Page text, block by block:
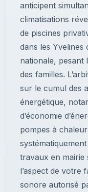
anticipent
climatisations
de piscines
dans les Yvelines
nationale, pesant
des familles.
sur le cumul des
énergétique,
d’économie
pompes à
travaux en mairie
l’aspect de votre
sonore autorisé